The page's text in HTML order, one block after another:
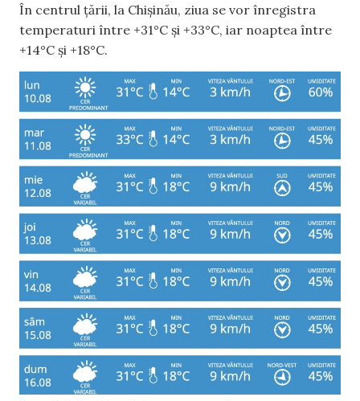
În centrul țării, la Chișinău, ziua se vor înregistra
temperaturi între +31°C și +33°C, iar noaptea între
+14°C și +18°C.